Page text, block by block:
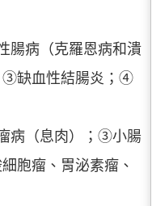
腸病（克羅恩病和潰
③缺血性結腸炎；④
病（息肉）；③小腸
胞瘤、胃泌素瘤、